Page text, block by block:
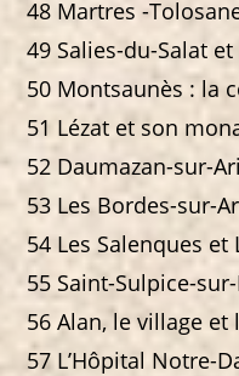
48 Martres -
49 Salies-du-Salat
50 Montsaunès : la
51 Lézat et son
52 Daumazan-sur-
53 Les Bordes-sur-
54 Les Salenques et
55 Saint-Sulpice-
56 Alan, le village et
57 L’Hôpital Notre-